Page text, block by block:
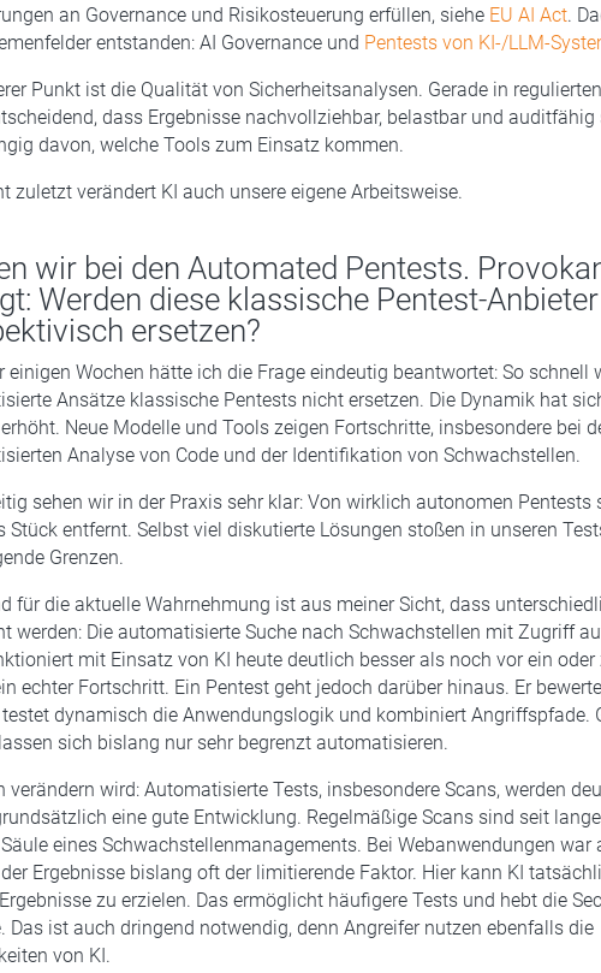
an Governance und Risikosteuerung erfüllen, siehe EU AI Act.
entstanden: AI Governance und Pentests von KI-/LLM-
Punkt ist die Qualität von Sicherheitsanalysen. Gerade in
dass Ergebnisse nachvollziehbar, belastbar und auditfähig
davon, welche Tools zum Einsatz kommen.
zuletzt verändert KI auch unsere eigene Arbeitsweise.
wir bei den Automated Pentests.
Werden diese klassische Pentest-Anbieter
ersetzen?
einigen Wochen hätte ich die Frage eindeutig beantwortet: So schnell
Ansätze klassische Pentests nicht ersetzen. Die Dynamik hat
Neue Modelle und Tools zeigen Fortschritte, insbesondere bei
Analyse von Code und der Identifikation von Schwachstellen.
sehen wir in der Praxis sehr klar: Von wirklich autonomen Pentests
Stück entfernt. Selbst viel diskutierte Lösungen stoßen in unseren
Grenzen.
für die aktuelle Wahrnehmung ist aus meiner Sicht, dass
werden: Die automatisierte Suche nach Schwachstellen mit Zugriff
mit Einsatz von KI heute deutlich besser als noch vor ein oder
echter Fortschritt. Ein Pentest geht jedoch darüber hinaus. Er
testet dynamisch die Anwendungslogik und kombiniert Angriffspfade.
sich bislang nur sehr begrenzt automatisieren.
verändern wird: Automatisierte Tests, insbesondere Scans, werden
eine gute Entwicklung. Regelmäßige Scans sind seit
eines Schwachstellenmanagements. Bei Webanwendungen war
Ergebnisse bislang oft der limitierende Faktor. Hier kann KI
zu erzielen. Das ermöglicht häufigere Tests und hebt die
Das ist auch dringend notwendig, denn Angreifer nutzen ebenfalls die
von KI.